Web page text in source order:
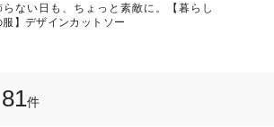
らない日も、ちょっと素敵に。【暮らし
服】デザインカットソー
81件